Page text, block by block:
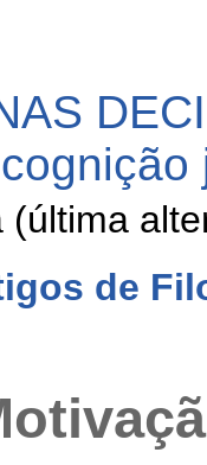
(última
de